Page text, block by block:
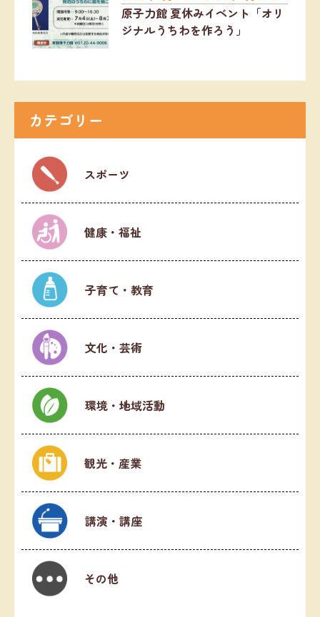
原子力館 夏休みイベント「オリ
ジナルうちわを作ろう」
カテゴリー
スポーツ
健康・福祉
子育て・教育
文化・芸術
環境・地域活動
観光・産業
講演・講座
その他